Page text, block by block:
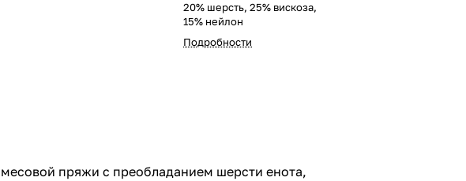
20% шерсть, 25% вискоза,
15% нейлон
Подробности
пряжи с преобладанием шерсти енота,